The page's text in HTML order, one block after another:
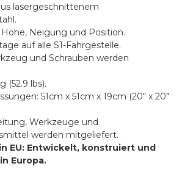
lasergeschnittenem
Höhe, Neigung und Position.
auf alle S1-Fahrgestelle.
und Schrauben werden
(52.9 lbs).
51cm x 51cm x 19cm (20" x 20"
Werkzeuge und
werden mitgeliefert.
in EU: Entwickelt, konstruiert und
Europa.